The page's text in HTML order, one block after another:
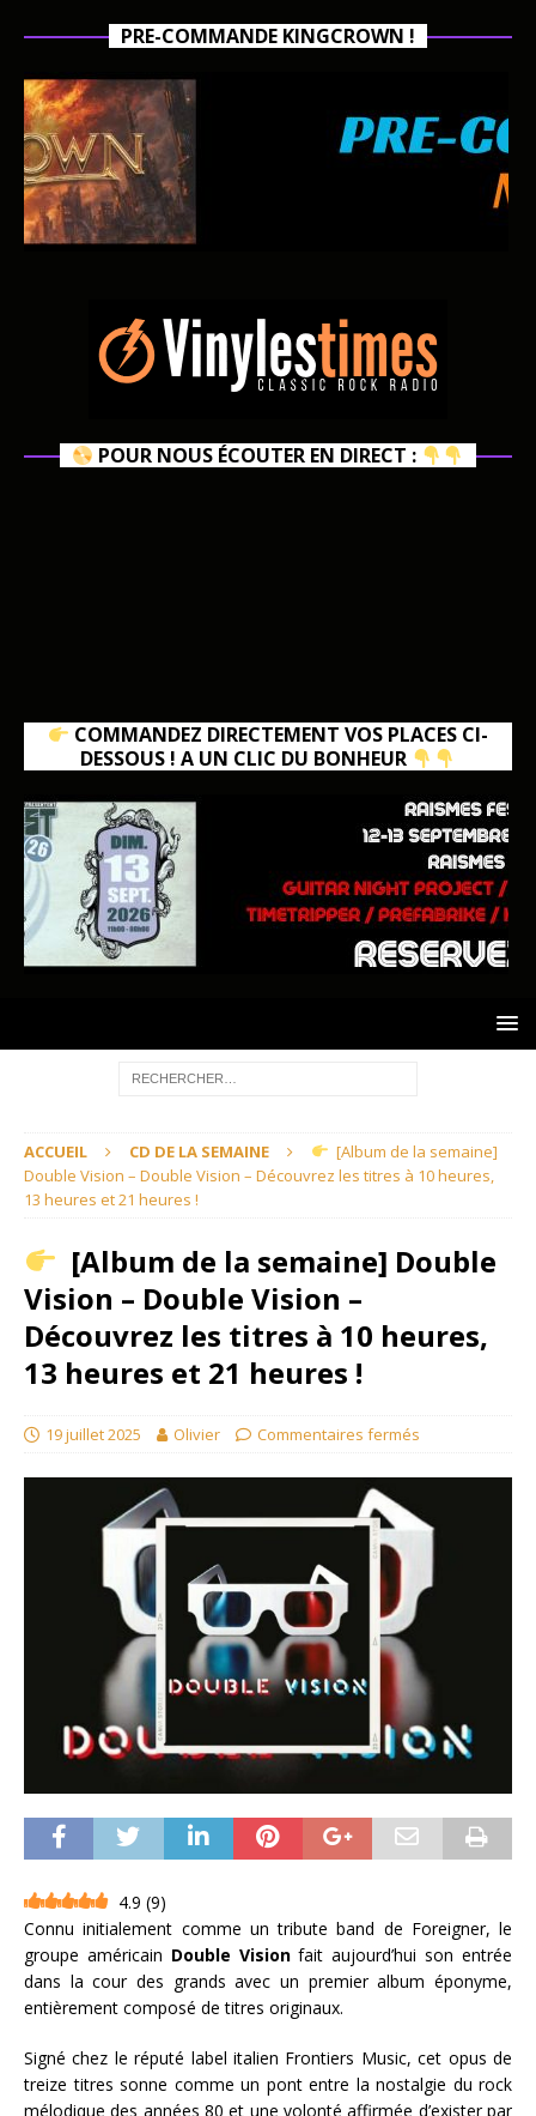
PRE-COMMANDE KINGCROWN !
POUR NOUS ÉCOUTER EN DIRECT :
COMMANDEZ DIRECTEMENT VOS PLACES CI-
DESSOUS ! A UN CLIC DU BONHEUR
ACCUEIL CD DE LA SEMAINE
[Album de la semaine]
Double Vision – Double Vision – Découvrez les titres à 10 heures,
13 heures et 21 heures !
[Album de la semaine] Double
Vision – Double Vision –
Découvrez les titres à 10 heures,
13 heures et 21 heures !
19 juillet 2025 Olivier Commentaires fermés
4.9 (9)
Connu initialement comme un tribute band de Foreigner, le
groupe américain Double Visionfait aujourd’hui son entrée
dans la cour des grands avec un premier album éponyme,
entièrement composé de titres originaux.
Signé chez le réputé label italien Frontiers Music, cet opus de
treize titres sonne comme un pont entre la nostalgie du rock
mélodique des années 80 et une volonté affirmée d’exister par